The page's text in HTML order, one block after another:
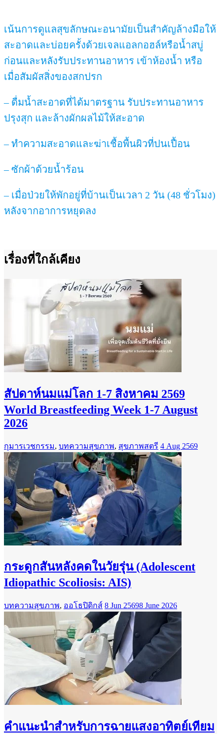
เน้นการดูแลสุขลักษณะอนามัยเป็นสำคัญล้างมือให้
สะอาดและบ่อยครั้งด้วยเจลแอลกอฮล์หรือน้ำสบู่
ก่อนและหลังรับประทานอาหาร เข้าห้องน้ำ หรือ
เมื่อสัมผัสสิ่งของสกปรก
– ดื่มน้ำสะอาดที่ได้มาตรฐาน รับประทานอาหาร
ปรุงสุก และล้างผักผลไม้ให้สะอาด
– ทำความสะอาดและฆ่าเชื้อพื้นผิวที่ปนเปื้อน
– ซักผ้าด้วยน้ำร้อน
– เมื่อป่วยให้พักอยู่ที่บ้านเป็นเวลา 2 วัน (48 ชั่วโมง)
หลังจากอาการหยุดลง
เรื่องที่ใกล้เคียง
สัปดาห์นมแม่โลก 1-7 สิงหาคม 2569
World Breastfeeding Week 1-7 August
2026
กุมารเวชกรรม, บทความสุขภาพ, สุขภาพสตรี 4 Aug 2569
กระดูกสันหลังคดในวัยรุ่น (Adolescent
Idiopathic Scoliosis: AIS)
บทความสุขภาพ, ออโธปิดิกส์ 8 Jun 25698 June 2026
คำแนะนำสำหรับการฉายแสงอาทิตย์เทียม